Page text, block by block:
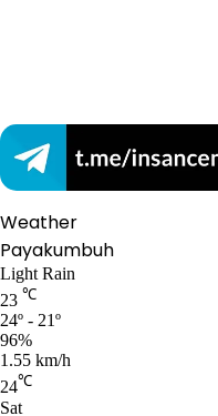
Weather
Payakumbuh
Light Rain
23 ℃
24º - 21º
96%
1.55 km/h
24℃
Sat